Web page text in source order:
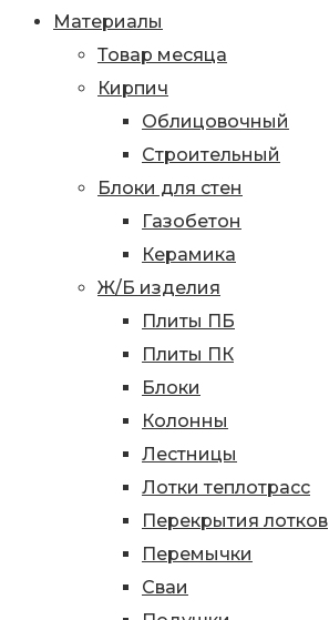
Материалы
Товар месяца
Кирпич
Облицовочный
Строительный
Блоки для стен
Газобетон
Керамика
Ж/Б изделия
Плиты ПБ
Плиты ПК
Блоки
Колонны
Лестницы
Лотки теплотрасс
Перекрытия лотков
Перемычки
Сваи